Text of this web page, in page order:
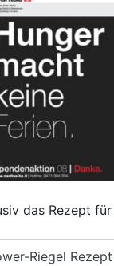
das Rezept
Riegel Rezept